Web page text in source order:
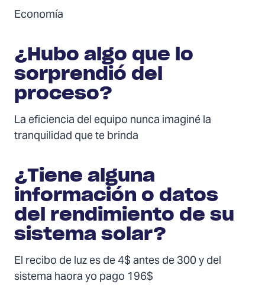
Economía
¿Hubo algo que lo
sorprendió del
proceso?
La eficiencia del equipo nunca imaginé la
tranquilidad que te brinda
¿Tiene alguna
información o datos
del rendimiento de su
sistema solar?
El recibo de luz es de 4$ antes de 300 y del
sistema haora yo pago 196$